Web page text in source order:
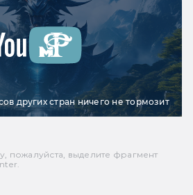
других стран ничего не тормозит
пожалуйста, выделите фрагмент